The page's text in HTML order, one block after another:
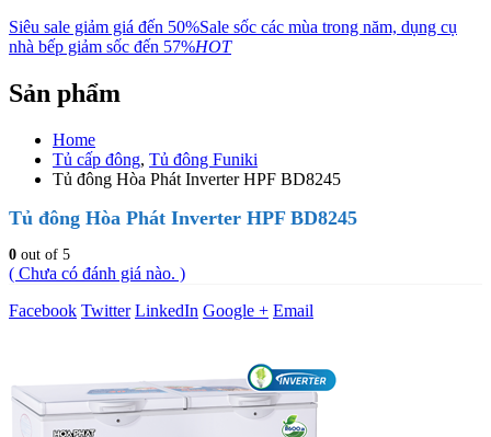
Siêu sale giảm giá đến 50%Sale sốc các mùa trong năm, dụng cụ
nhà bếp giảm sốc đến 57%HOT
Sản phẩm
Home
Tủ cấp đông, Tủ đông Funiki
Tủ đông Hòa Phát Inverter HPF BD8245
Tủ đông Hòa Phát Inverter HPF BD8245
0 out of 5
( Chưa có đánh giá nào. )
Facebook Twitter LinkedIn Google + Email